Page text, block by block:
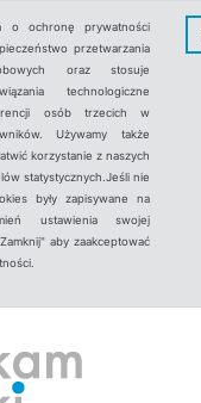
o ochronę prywatności
przetwarzania
oraz stosuje
technologiczne
osób trzecich w
Używamy także
korzystanie z naszych
statystycznych.Jeśli nie
były zapisywane na
ustawienia swojej
aby zaakceptować